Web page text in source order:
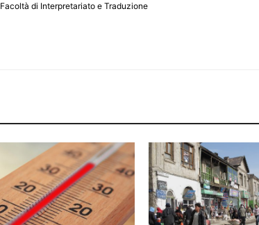
di Interpretariato e Traduzione